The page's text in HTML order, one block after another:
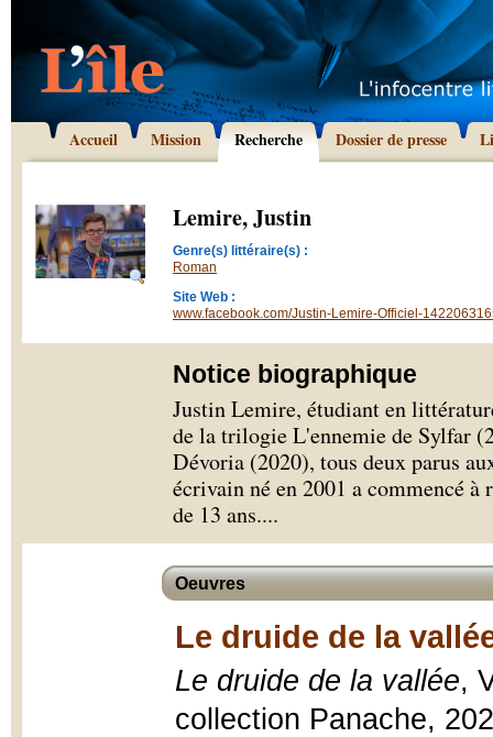
Accueil Mission Recherche Dossier de presse
Lemire, Justin
Genre(s) littéraire(s) :
Roman
Site Web :
www.facebook.com/Justin-Lemire-Officiel-
Notice biographique
Justin Lemire, étudiant en
de la trilogie L'ennemie de Sylfar
Dévoria (2020), tous deux parus
écrivain né en 2001 a commencé
de 13 ans....
Oeuvres
Le druide de la
Le druide de la vallée,
collection Panache,